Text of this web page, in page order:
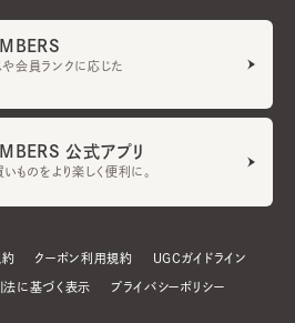
や会員ランクに応じた
公式アプリ
ものをより楽しく便利に。
約 クーポン利用規約 UGCガイドライン
に基づく表示 プライバシーポリシー